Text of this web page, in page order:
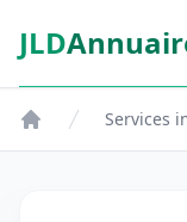
Aspect SDM
JLD
Services